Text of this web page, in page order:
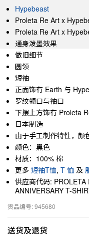
Hypebeast
Proleta Re Art x
Proleta Re Art x
通身泼墨效果
做旧细节
圆领
短袖
正面饰有 Earth 与
罗纹领口与袖口
下摆上方饰有 Proleta
日本制造
由于手工制作特性，颜
颜色：黑色
材质：100% 棉
更多 短袖T恤, T 恤 及
供应商代码:
ANNIVERSARY T-
货品编号: 945680
送货及退货